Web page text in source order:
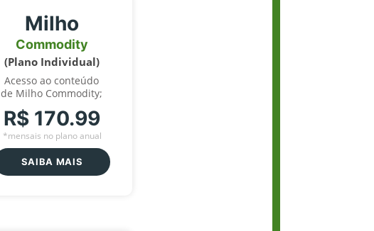
Milho
Commodity
(Plano Individual)
Acesso ao conteúdo
de Milho Commodity;
R$ 170.99
*mensais no plano anual
SAIBA MAIS